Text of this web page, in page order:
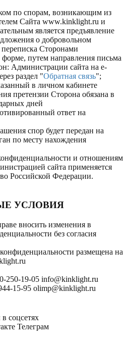
по спорам, возникающим из
Сайта www.kinklight.ru и
является предъявление
о добровольном
Сторонами
путем направления письма
Администрации сайта на е-
раздел "Обратная связь";
в личном кабинете
претензии Сторона обязана в
дней
ответ на
спор будет передан на
по месту нахождения
и отношениям
сайта применяется
Российской Федерации.
УСЛОВИЯ
вносить изменения в
без согласия
размещена на
250-19-05 info@kinklight.ru
15-95 olimp@kinklight.ru
соцсетях
Телеграм